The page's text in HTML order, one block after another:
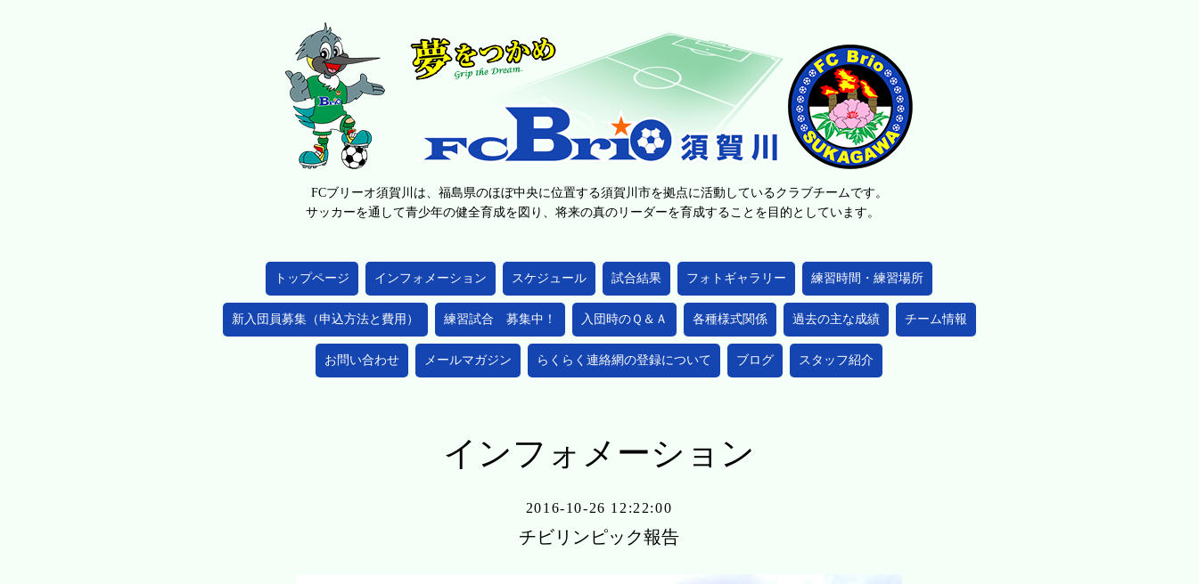
FCブリーオ須賀川は、福島県のほぼ中央に位置する須賀川市を拠点に活動しているクラブチームです。
サッカーを通して青少年の健全育成を図り、将来の真のリーダーを育成することを目的としています。
トップページ インフォメーション スケジュール 試合結果 フォトギャラリー 練習時間・練習場所
新入団員募集（申込方法と費用） 練習試合 募集中！ 入団時のＱ＆Ａ 各種様式関係 過去の主な成績 チーム情報
お問い合わせ メールマガジン らくらく連絡網の登録について ブログ スタッフ紹介
インフォメーション
2016-10-26 12:22:00
チビリンピック報告